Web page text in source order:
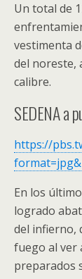
Un total de
vestimenta
del noreste,
calibre.
SEDENA a
https://
En los
logrado
del infierno,
fuego al ver
preparados